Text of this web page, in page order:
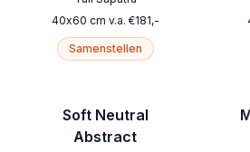
40x60 cm v.a. €181,-
Samenstellen
Soft Neutral
Abstract